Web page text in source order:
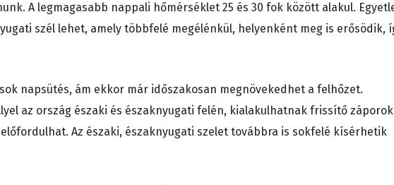
A legmagasabb nappali hőmérséklet 25 és 30 fok között alakul.
szél lehet, amely többfelé megélénkül, helyenként meg is erősödik,
napsütés, ám ekkor már időszakosan megnövekedhet a felhőzet.
az ország északi és északnyugati felén, kialakulhatnak frissítő
Az északi, északnyugati szelet továbbra is sokfelé kísérhetik